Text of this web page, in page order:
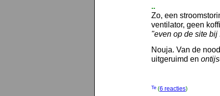
..
Zo, een
ventilator, geen
"even op de site
Nouja. Van de
uitgeruimd en
(6 reacties)